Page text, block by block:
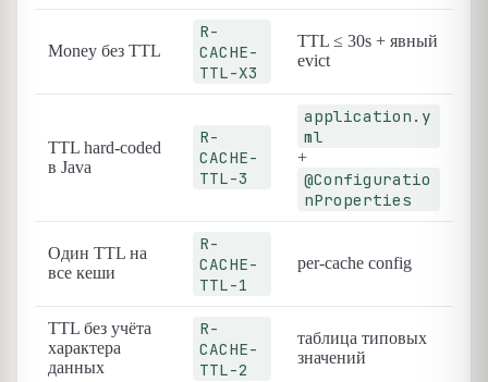
Money без TTL
R-
CACHE-
TTL-X3
TTL ≤ 30s + явный
evict
TTL hard-coded
в Java
R-
CACHE-
TTL-3
application.y
ml
+
@Configuratio
nProperties
Один TTL на
все кеши
R-
CACHE-
TTL-1
per-cache config
TTL без учёта
характера
данных
R-
CACHE-
TTL-2
таблица типовых
значений